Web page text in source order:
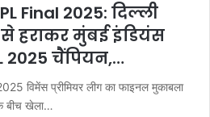
Final 2025: दिल्ली
हराकर मुंबई इंडियंस
2025 चैंपियन,…
विमेंस प्रीमियर लीग का फाइनल मुकाबला
बीच खेला…